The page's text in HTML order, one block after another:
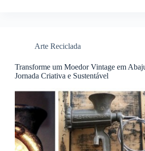
Arte Reciclada
Transforme um Moedor Vintage em
Jornada Criativa e Sustentável